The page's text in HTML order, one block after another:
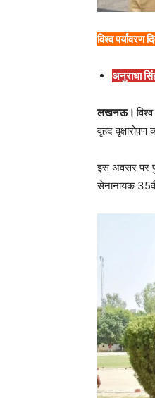
विश्व पर्यावरण
अनुराधा
लखनऊ।
वृहद
इस अवसर पर
सेनानायक 35वीं